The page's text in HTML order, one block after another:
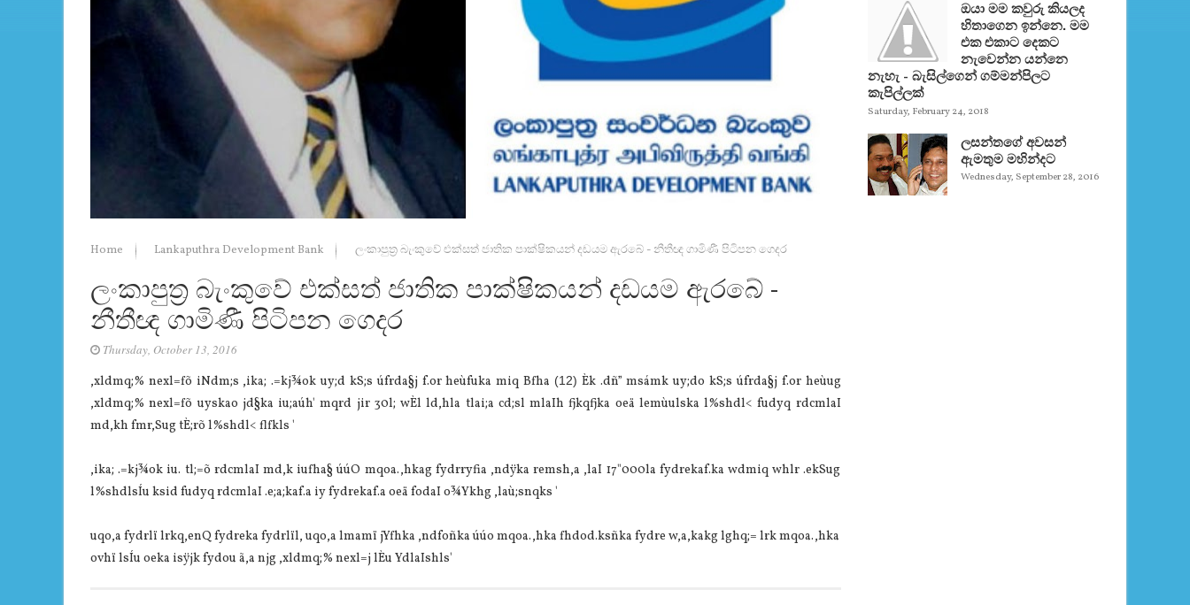
Home Lankaputhra Development Bank ලංකාපුත්‍ර බැංකුවේ එක්සත් ජාතික පාක්ෂිකයන් දඩයම ඇරබේ - නීතීඥ ගාමිණී පිටිපන ගෙදර
ලංකාපුත්‍ර බැංකුවේ එක්සත් ජාතික පාක්ෂිකයන් දඩයම ඇරබේ -
නීතීඥ ගාමිණී පිටිපන ගෙදර
Thursday, October 13, 2016
,xldmq;% nexl=fõ iNdm;s ,ika; .=kj¾ok uy;d kS;s úfrda§j f.or heùfuka miq Bfha (12) Èk .dñ” msámk uy;do kS;s úfrda§j f.or heùug
,xldmq;% nexl=fõ uyskao jd§ka iu;aúh' mqrd jir 30l; wÈl ld,hla tlai;a cd;sl mlaIh fjkqfjka oeä lemùulska l%shdl< fudyq rdcmlaI
md,kh fmr,Sug tÈ;rõ l%shdl< flfkls '
,ika; .=kj¾ok iu. tl;=õ rdcmlaI md,k iufha§ úúO mqoa.,hkag fydrryfia ,ndÿka remsh,a ,laI 17"000la fydrekaf.ka wdmiq whlr .ekSug
l%shdlsÍu ksid fudyq rdcmlaI .e;a;kaf.a iy fydrekaf.a oeä fodaI o¾Ykhg ,laù;snqks '
uqo,a fydrlï lrkq,enQ fydreka fydrlïl, uqo,a lmamï jYfhka ,ndfoñka úúo mqoa.,hka fhdod.ksñka fydre w,a,kakg lghq;= lrk mqoa.,hka
ovhï lsÍu oeka isÿjk fydou ã,a njg ,xldmq;% nexl=j lÈu YdlaIshls'
ඔයා මම කවුරු කියලද
හිතාගෙන ඉන්නෙ. මම
එක එකාට දෙකට
නැවෙන්න යන්නෙ
නැහැ - බැසිල්ගෙන් ගම්මන්පිලට
කැපිල්ලක්
Saturday, February 24, 2018
ලසන්තගේ අවසන්
ඇමතුම මහින්දට
Wednesday, September 28, 2016